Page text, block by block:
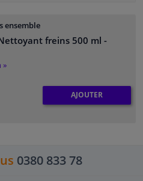
ensemble
freins 500 ml -
»
AJOUTER
0380 833 78